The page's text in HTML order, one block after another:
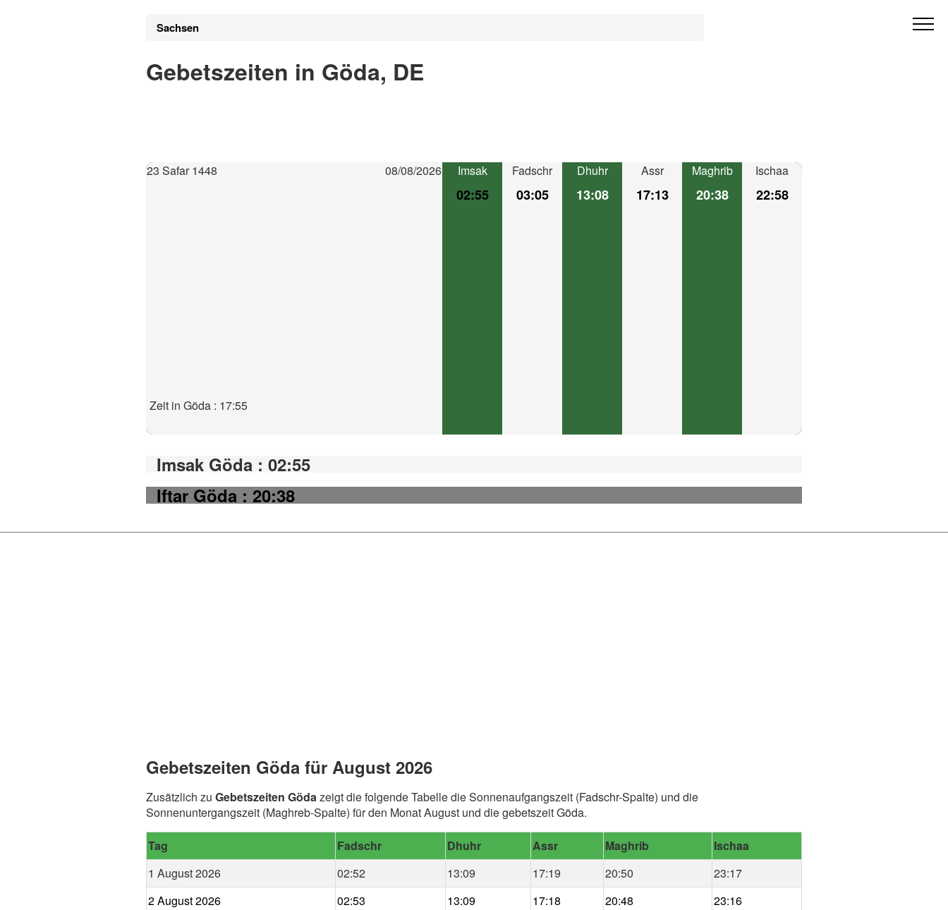
Sachsen
Gebetszeiten in Göda, DE
23 Safar 1448 08/08/2026
Zeit in Göda : 17:55
Imsak
02:55
Fadschr
03:05
Dhuhr
13:08
Assr
17:13
Maghrib
20:38
Ischaa
22:58
Imsak Göda : 02:55
Iftar Göda : 20:38
Gebetszeiten Göda für August 2026
Zusätzlich zu Gebetszeiten Gödazeigt die folgende Tabelle die Sonnenaufgangszeit (Fadschr-Spalte) und die
Sonnenuntergangszeit (Maghreb-Spalte) für den Monat August und die gebetszeit Göda.
Tag Fadschr Dhuhr Assr Maghrib
Ischaa
1 August 2026
02:52 13:09 17:19 20:50
23:17
2 August 2026
02:53 13:09 17:18 20:48
23:16